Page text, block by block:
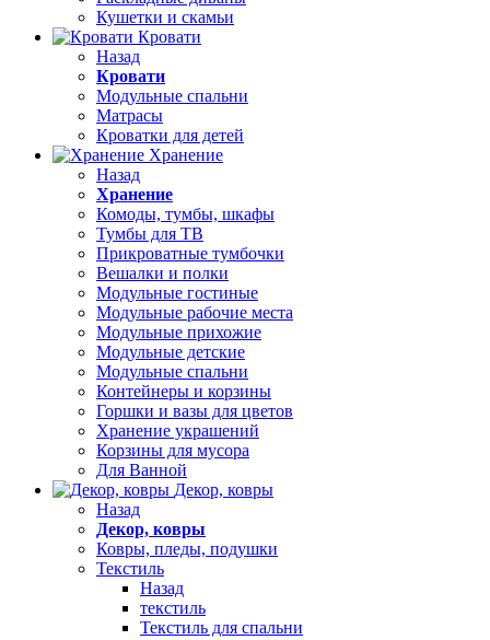
Кушетки и скамьи
Кровати
Назад
Кровати
Модульные спальни
Матрасы
Кроватки для детей
Хранение
Назад
Хранение
Комоды, тумбы, шкафы
Тумбы для ТВ
Прикроватные тумбочки
Вешалки и полки
Модульные гостиные
Модульные рабочие места
Модульные прихожие
Модульные детские
Модульные спальни
Контейнеры и корзины
Горшки и вазы для цветов
Хранение украшений
Корзины для мусора
Для Ванной
Декор, ковры
Назад
Декор, ковры
Ковры, пледы, подушки
Текстиль
Назад
текстиль
Текстиль для спальни